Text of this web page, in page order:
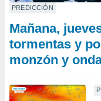
PREDICCIÓN
Mañana,
tormentas y
monzón y